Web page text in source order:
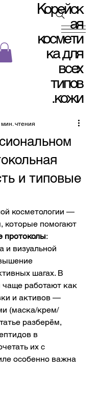
Корейск
ая
космети
ка для
всех
типов
кожи.
и типовые
мин. чтения
косметологии —
которые помогают
протоколы:
и визуальной
шагах. В
чаще работают как
и активов —
(маска/крем/
разберём,
в
их с
особенно важна